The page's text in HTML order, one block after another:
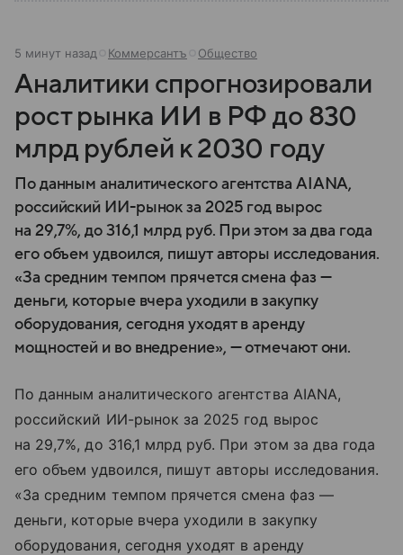
5 минут назад Коммерсантъ Общество
Аналитики спрогнозировали
рост рынка ИИ в РФ до 830
млрд рублей к 2030 году
По данным аналитического агентства AIANA,
российский ИИ-рынок за 2025 год вырос
на 29,7%, до 316,1 млрд руб. При этом за два года
его объем удвоился, пишут авторы исследования.
«За средним темпом прячется смена фаз —
деньги, которые вчера уходили в закупку
оборудования, сегодня уходят в аренду
мощностей и во внедрение», — отмечают они.
По данным аналитического агентства AIANA,
российский ИИ-рынок за 2025 год вырос
на 29,7%, до 316,1 млрд руб. При этом за два года
его объем удвоился, пишут авторы исследования.
«За средним темпом прячется смена фаз —
деньги, которые вчера уходили в закупку
оборудования, сегодня уходят в аренду